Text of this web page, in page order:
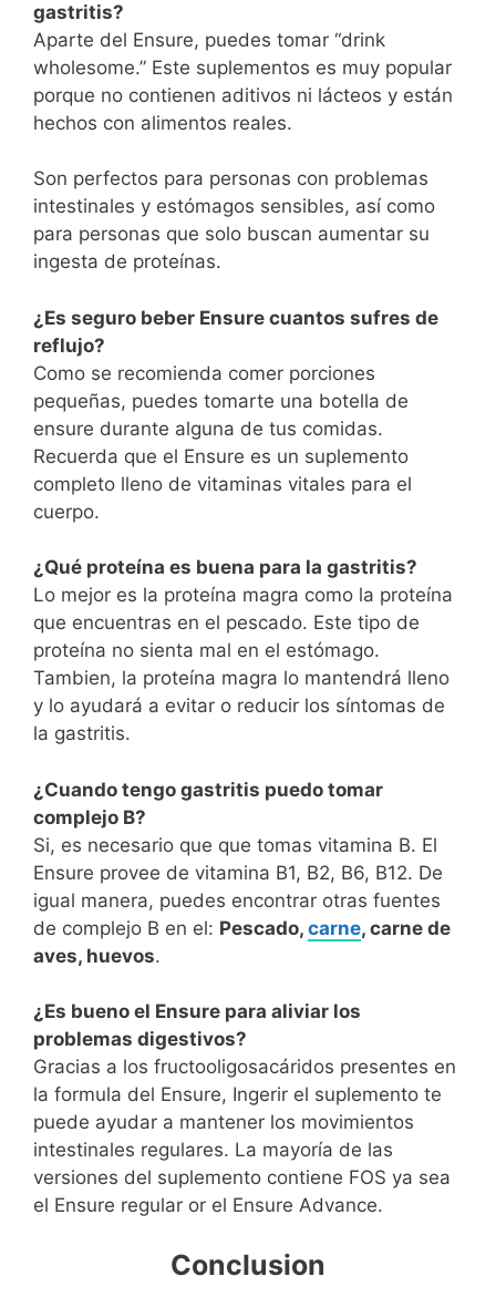
gastritis?
Aparte del Ensure, puedes tomar “drink
wholesome.” Este suplementos es muy popular
porque no contienen aditivos ni lácteos y están
hechos con alimentos reales.
Son perfectos para personas con problemas
intestinales y estómagos sensibles, así como
para personas que solo buscan aumentar su
ingesta de proteínas.
¿Es seguro beber Ensure cuantos sufres de
reflujo?
Como se recomienda comer porciones
pequeñas, puedes tomarte una botella de
ensure durante alguna de tus comidas.
Recuerda que el Ensure es un suplemento
completo lleno de vitaminas vitales para el
cuerpo.
¿Qué proteína es buena para la gastritis?
Lo mejor es la proteína magra como la proteína
que encuentras en el pescado. Este tipo de
proteína no sienta mal en el estómago.
Tambien, la proteína magra lo mantendrá lleno
y lo ayudará a evitar o reducir los síntomas de
la gastritis.
¿Cuando tengo gastritis puedo tomar
complejo B?
Si, es necesario que que tomas vitamina B. El
Ensure provee de vitamina B1, B2, B6, B12. De
igual manera, puedes encontrar otras fuentes
de complejo B en el: Pescado, carne, carne de
aves, huevos.
¿Es bueno el Ensure para aliviar los
problemas digestivos?
Gracias a los fructooligosacáridos presentes en
la formula del Ensure, Ingerir el suplemento te
puede ayudar a mantener los movimientos
intestinales regulares. La mayoría de las
versiones del suplemento contiene FOS ya sea
el Ensure regular or el Ensure Advance.
Conclusion